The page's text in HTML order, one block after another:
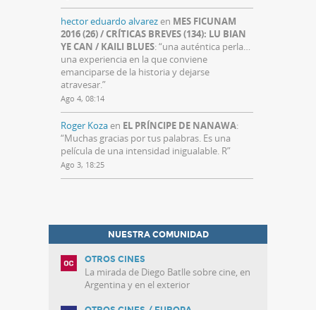
hector eduardo alvarezen MES FICUNAM
2016 (26) / CRÍTICAS BREVES (134): LU BIAN
YE CAN / KAILI BLUES: “una auténtica perla…
una experiencia en la que conviene
emanciparse de la historia y dejarse
atravesar.”
Ago 4, 08:14
Roger Kozaen EL PRÍNCIPE DE NANAWA:
“Muchas gracias por tus palabras. Es una
película de una intensidad inigualable. R”
Ago 3, 18:25
NUESTRA COMUNIDAD
OTROS CINES
La mirada de Diego Batlle sobre cine, en
Argentina y en el exterior